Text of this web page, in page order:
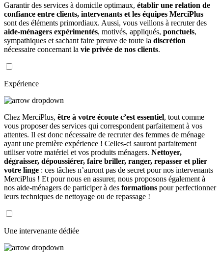
Garantir des services à domicile optimaux, établir une relation de
confiance entre clients, intervenants et les équipes MerciPlus
sont des éléments primordiaux. Aussi, vous veillons à recruter des
aide-ménagers expérimentés, motivés, appliqués, ponctuels,
sympathiques et sachant faire preuve de toute la discrétion
nécessaire concernant la vie privée de nos clients.
Expérience
Chez MerciPlus, être à votre écoute c’est essentiel, tout comme
vous proposer des services qui correspondent parfaitement à vos
attentes. Il est donc nécessaire de recruter des femmes de ménage
ayant une première expérience ! Celles-ci sauront parfaitement
utiliser votre matériel et vos produits ménagers. Nettoyer,
dégraisser, dépoussiérer, faire briller, ranger, repasser et plier
votre linge : ces tâches n’auront pas de secret pour nos intervenants
MerciPlus ! Et pour nous en assurer, nous proposons également à
nos aide-ménagers de participer à des formations pour perfectionner
leurs techniques de nettoyage ou de repassage !
Une intervenante dédiée